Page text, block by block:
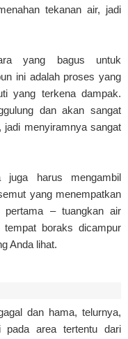
tekanan air, jadi
yang bagus untuk
ini adalah proses yang
yang terkena dampak.
dan akan sangat
jadi menyiramnya sangat
juga harus mengambil
yang menempatkan
– tuangkan air
boraks dicampur
Anda lihat.
dan hama, telurnya,
pada area tertentu dari